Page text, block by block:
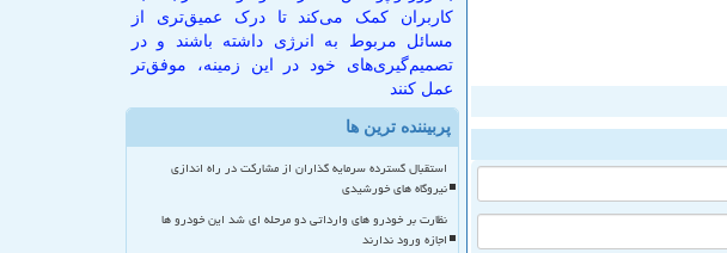
کاربران کمک می‌کند تا درک عمیق‌تری از
مسائل مربوط به انرژی داشته باشند و در
تصمیم‌گیری‌های خود در این زمینه، موفق‌تر
عمل کنند
پربیننده ترین ها
استقبال گسترده سرمایه گذاران از مشارکت در راه اندازی
نیروگاه های خورشیدی
نظارت بر خودرو های وارداتی دو مرحله ای شد این خودرو ها
اجازه ورود ندارند